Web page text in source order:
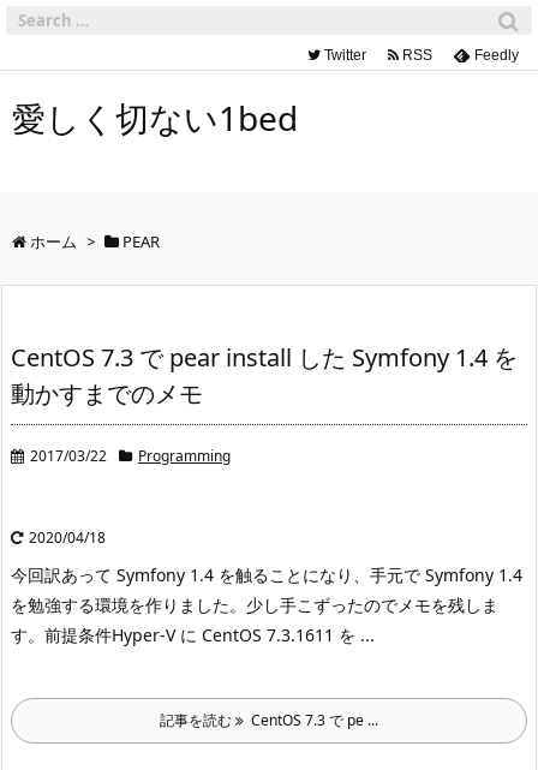
Twitter RSS Feedly
愛しく切ない1bed
ホーム > PEAR
CentOS 7.3 で pear install した Symfony 1.4 を
動かすまでのメモ
2017/03/22 Programming
2020/04/18
今回訳あって Symfony 1.4 を触ることになり、手元で Symfony 1.4
を勉強する環境を作りました。 少し手こずったのでメモを残しま
す。 前提条件Hyper-V に CentOS 7.3.1611 を ...
記事を読む CentOS 7.3 で pe ...